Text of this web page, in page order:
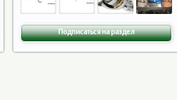
Подписаться на раздел